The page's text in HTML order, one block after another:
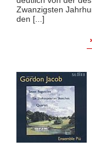
Zwanzigsten
den [...]